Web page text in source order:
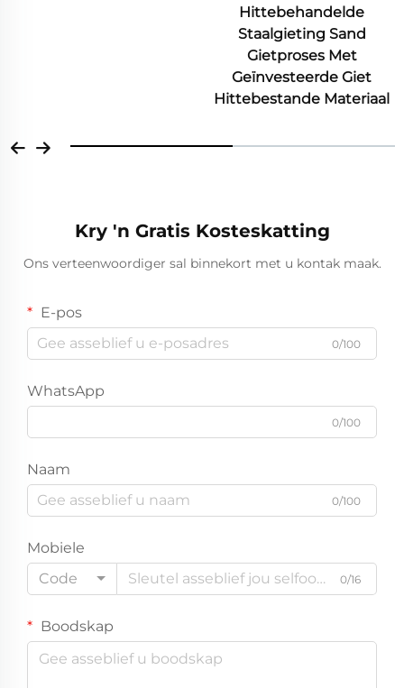
Hittebehandelde
Staalgieting Sand
Gietproses Met
Geïnvesteerde Giet
Hittebestande Materiaal
Kry 'n Gratis Kosteskatting
Ons verteenwoordiger sal binnekort met u kontak maak.
E-pos
0/100
WhatsApp
0/100
Naam
0/100
Mobiele
Code
0/16
Boodskap